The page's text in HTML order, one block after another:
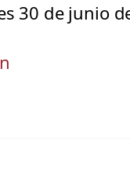
30 de junio